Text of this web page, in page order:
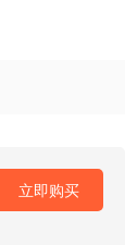
立即购买